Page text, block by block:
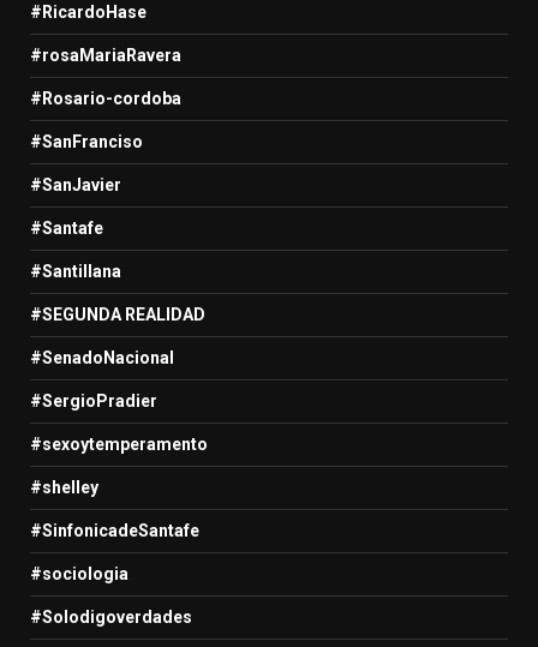
#RicardoHase
#rosaMariaRavera
#Rosario-cordoba
#SanFranciso
#SanJavier
#Santafe
#Santillana
#SEGUNDA REALIDAD
#SenadoNacional
#SergioPradier
#sexoytemperamento
#shelley
#SinfonicadeSantafe
#sociologia
#Solodigoverdades